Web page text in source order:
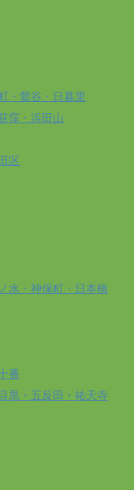
・鶯谷・日暮里
窪・浜田山
区
水・神保町・日本橋
番
黒・五反田・祐天寺